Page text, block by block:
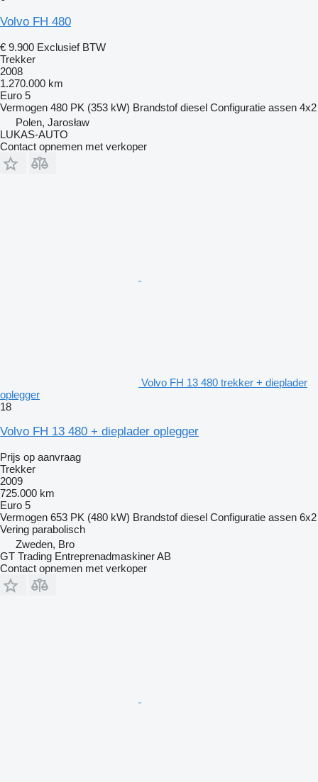
Volvo FH 480
€ 9.900 Exclusief BTW
Trekker
2008
1.270.000 km
Euro 5
Vermogen 480 PK (353 kW) Brandstof diesel Configuratie assen 4x2
Polen, Jarosław
LUKAS-AUTO
Contact opnemen met verkoper
Volvo FH 13 480 trekker + dieplader
oplegger
18
Volvo FH 13 480 + dieplader oplegger
Prijs op aanvraag
Trekker
2009
725.000 km
Euro 5
Vermogen 653 PK (480 kW) Brandstof diesel Configuratie assen 6x2
Vering parabolisch
Zweden, Bro
GT Trading Entreprenadmaskiner AB
Contact opnemen met verkoper